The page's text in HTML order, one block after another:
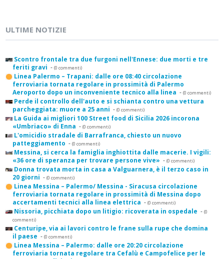
ULTIME NOTIZIE
Scontro frontale tra due furgoni nell'Ennese: due morti e tre
feriti gravi - (0 commenti)
Linea Palermo – Trapani: dalle ore 08:40 circolazione
ferroviaria tornata regolare in prossimità di Palermo
Aeroporto dopo un inconveniente tecnico alla linea - (0 commenti)
Perde il controllo dell'auto e si schianta contro una vettura
parcheggiata: muore a 25 anni - (0 commenti)
La Guida ai migliori 100 Street food di Sicilia 2026 incorona
«Umbriaco» di Enna - (0 commenti)
L'omicidio stradale di Barrafranca, chiesto un nuovo
patteggiamento - (0 commenti)
Messina, si cerca la famiglia inghiottita dalle macerie. I vigili:
«36 ore di speranza per trovare persone vive» - (0 commenti)
Donna trovata morta in casa a Valguarnera, è il terzo caso in
20 giorni - (0 commenti)
Linea Messina – Palermo/ Messina - Siracusa circolazione
ferroviaria tornata regolare in prossimità di Messina dopo
accertamenti tecnici alla linea elettrica - (0 commenti)
Nissoria, picchiata dopo un litigio: ricoverata in ospedale - (0
commenti)
Centuripe, via ai lavori contro le frane sulla rupe che domina
il paese - (0 commenti)
Linea Messina – Palermo: dalle ore 20:20 circolazione
ferroviaria tornata regolare tra Cefalù e Campofelice per le